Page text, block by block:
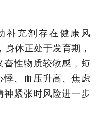
补充剂存在健康风
身体正处于发育期，
性物质较敏感，短
悸、血压升高、焦虑
神紧张时风险进一步